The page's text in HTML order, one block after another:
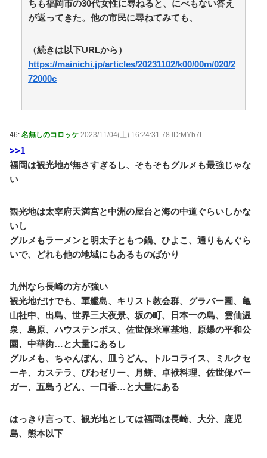
ぶ？ 姫路では「御座候」米原では「暫」 関西圏を離
れると「大判焼き」に “境界線”を調査 / 5chまとめ
MAP(総合)
NEW!
になる可能性。英大学の研究で実証 / anaguro - 総合
NEW! (8/9 08:10)
【なぜ韓国にはキム姓が多いのか】 韓国の姓は250、
日本は30万…歴史的背景を米学者分析「学問尊重と平和
TBS新人アナ ブラチラ、お尻くっきり、Y字開
遊戯王OCG、ガチでシコらせにくる / 5chまとめ
MAP(総合)
【唯一の五輪メダルを日本に奪われるのか】外国人審
判への性接待で大揺れの韓国サッカー界、ロンドン五輪
ｗｗｗｗｗ / 5chまとめMAP(総合) NEW! (8/9 07:23)
３大アニメは綺麗なのに漫画の絵が死ぬほど下手な漫
画「鬼滅」「進撃の巨人」 / 5chまとめMAP(総合)
(8/9 07:19)
【朗報】高瀬くるみ＆浅倉樹々がランチ「ききちゃん
三大王道寿司「まぐろ」「サーモン」あとひとつは？
/ おまとめアンテナ NEW! (8/9 06:26)
【悲報】大阪府、愛知県にGDPを抜かれ3位に転落。
維新と万博で潤ってるはずじゃ… / おまとめアンテナ
NEW! (8/9 03:23)
友人「子供の頃、誕生日とクリスマスとお年玉を一緒
にされて本当に嫌だった！」と毎年愚痴ってたのに……
結婚式と入籍を誕生日と同じ日に決定！←いや、毎年の
愚痴は何だったんだよ！？ / おまとめアンテナ
のもなあというのはヱロゲーによくあるジレンマ / おま
とめアンテナ
ちも福岡市の30代女性に尋ねると、にべもない答え
が返ってきた。他の市民に尋ねてみても、
（続きは以下URLから）
https://mainichi.jp/articles/20231102/k00/00m/020/2
72000c
46: 名無しのコロッケ 2023/11/04(土) 16:24:31.78 ID:MYb7L
>>1
福岡は観光地が無さすぎるし、そもそもグルメも最強じゃな
い
観光地は太宰府天満宮と中洲の屋台と海の中道ぐらいしかな
いし
グルメもラーメンと明太子ともつ鍋、ひよこ、通りもんぐら
いで、どれも他の地域にもあるものばかり
九州なら長崎の方が強い
観光地だけでも、軍艦島、キリスト教会群、グラバー園、亀
山社中、出島、世界三大夜景、坂の町、日本一の島、雲仙温
泉、島原、ハウステンボス、佐世保米軍基地、原爆の平和公
園、中華街…と大量にあるし
グルメも、ちゃんぽん、皿うどん、トルコライス、ミルクセ
ーキ、カステラ、びわゼリー、月餅、卓袱料理、佐世保バー
ガー、五島うどん、一口香…と大量にある
はっきり言って、観光地としては福岡は長崎、大分、鹿児
島、熊本以下